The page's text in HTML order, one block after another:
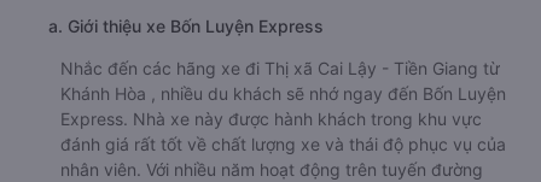
a. Giới thiệu xe Bốn Luyện Express
Nhắc đến các hãng xe đi Thị xã Cai Lậy - Tiền Giang từ
Khánh Hòa , nhiều du khách sẽ nhớ ngay đến Bốn Luyện
Express. Nhà xe này được hành khách trong khu vực
đánh giá rất tốt về chất lượng xe và thái độ phục vụ của
nhân viên. Với nhiều năm hoạt động trên tuyến đường